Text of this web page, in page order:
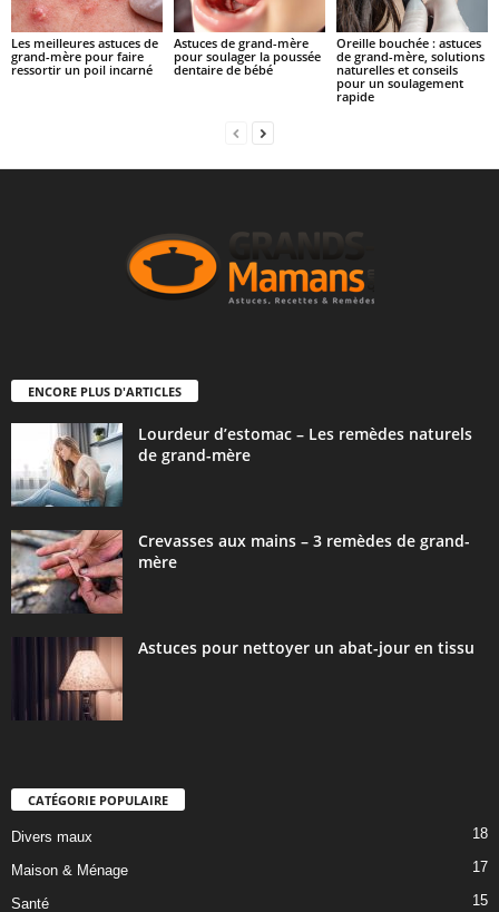
Les meilleures astuces de
grand-mère pour faire
ressortir un poil incarné
Astuces de grand-mère
pour soulager la poussée
dentaire de bébé
Oreille bouchée : astuces
de grand-mère, solutions
naturelles et conseils
pour un soulagement
rapide
ENCORE PLUS D'ARTICLES
Lourdeur d’estomac – Les remèdes naturels
de grand-mère
Crevasses aux mains – 3 remèdes de grand-
mère
Astuces pour nettoyer un abat-jour en tissu
CATÉGORIE POPULAIRE
Divers maux 18
Maison & Ménage 17
Santé 15